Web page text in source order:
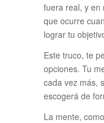
fuera real, y en
que ocurre
lograr tu
Este truco, te
opciones. Tu
cada vez más,
escogerá de
La mente,